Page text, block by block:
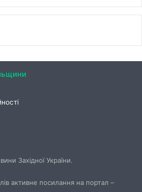
Західної України.
активне посилання на портал –